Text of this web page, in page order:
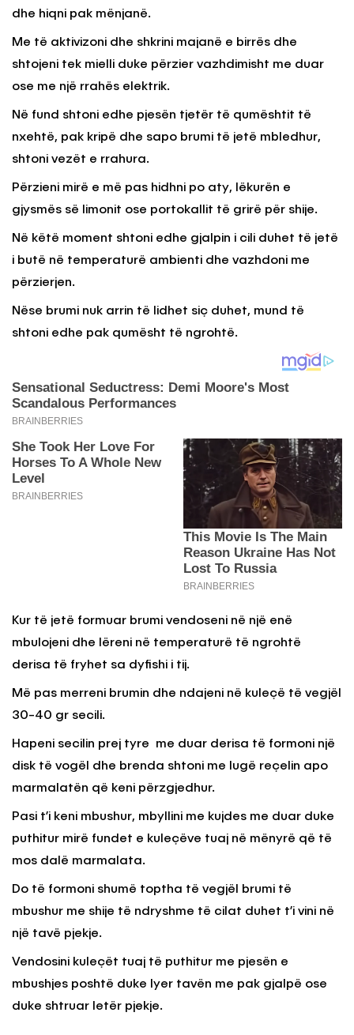
dhe hiqni pak mënjanë.
Me të aktivizoni dhe shkrini majanë e birrës dhe
shtojeni tek mielli duke përzier vazhdimisht me duar
ose me një rrahës elektrik.
Në fund shtoni edhe pjesën tjetër të qumështit të
nxehtë, pak kripë dhe sapo brumi të jetë mbledhur,
shtoni vezët e rrahura.
Përzieni mirë e më pas hidhni po aty, lëkurën e
gjysmës së limonit ose portokallit të grirë për shije.
Në këtë moment shtoni edhe gjalpin i cili duhet të jetë
i butë në temperaturë ambienti dhe vazhdoni me
përzierjen.
Nëse brumi nuk arrin të lidhet siç duhet, mund të
shtoni edhe pak qumësht të ngrohtë.
Kur të jetë formuar brumi vendoseni në një enë
mbulojeni dhe lëreni në temperaturë të ngrohtë
derisa të fryhet sa dyfishi i tij.
Më pas merreni brumin dhe ndajeni në kuleçë të vegjël
30-40 gr secili.
Hapeni secilin prej tyre me duar derisa të formoni një
disk të vogël dhe brenda shtoni me lugë reçelin apo
marmalatën që keni përzgjedhur.
Pasi t’i keni mbushur, mbyllini me kujdes me duar duke
puthitur mirë fundet e kuleçëve tuaj në mënyrë që të
mos dalë marmalata.
Do të formoni shumë toptha të vegjël brumi të
mbushur me shije të ndryshme të cilat duhet t’i vini në
një tavë pjekje.
Vendosini kuleçët tuaj të puthitur me pjesën e
mbushjes poshtë duke lyer tavën me pak gjalpë ose
duke shtruar letër pjekje.